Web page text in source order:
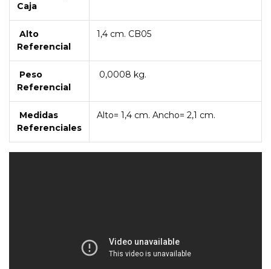
Caja
Alto
Referencial
1,4 cm. CB05
Peso
Referencial
0,0008 kg.
Medidas
Referenciales
Alto= 1,4 cm. Ancho= 2,1 cm.